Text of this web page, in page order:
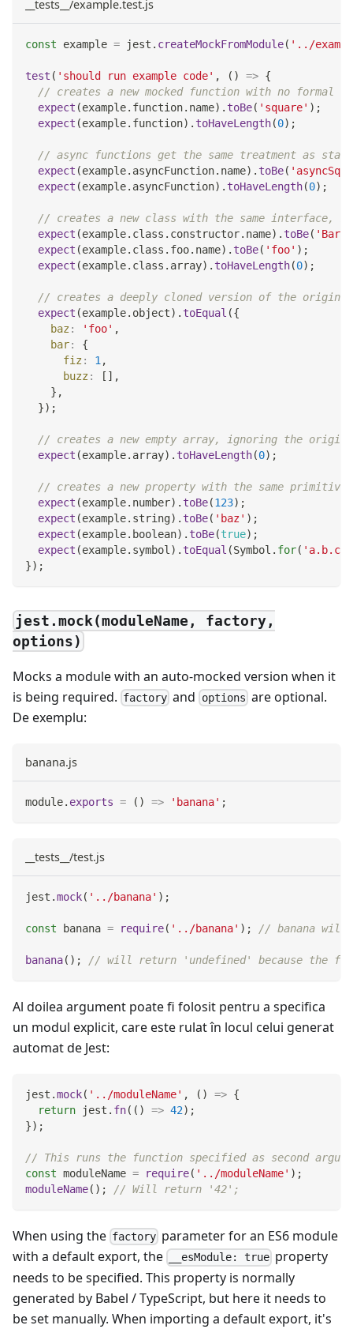
__tests__/example.test.js
const example = jest . createMockFromModule( '../
test ( 'should run example code' , ( ) => {
// creates a new mocked function with no formal
expect (example. function. name) . toBe( 'square' ) ;
expect (example. function) . toHaveLength(0) ;
// async functions get the same treatment as
expect (example. asyncFunction. name) . toBe(
expect (example. asyncFunction) . toHaveLength(0) ;
// creates a new class with the same interface,
expect (example. class . constructor. name) . toBe( 'Bar'
expect (example. class . foo. name) . toBe( 'foo' ) ;
expect (example. class . array) . toHaveLength(0) ;
// creates a deeply cloned version of the
expect (example. object) . toEqual ({
baz : 'foo' ,
bar:
{
fiz : 1 ,
buzz : [ ] ,
} ,
}) ;
// creates a new empty array, ignoring the
expect (example. array) . toHaveLength(0) ;
// creates a new property with the same
expect (example. number) . toBe(123) ;
expect (example. string) . toBe( 'baz' ) ;
expect (example. boolean) . toBe(true) ;
expect (example. symbol ) . toEqual (Symbol . for( 'a.b.c'
}) ;
jest.mock(moduleName, factory,
options)
Mocks a module with an auto-mocked version when it
is being required. factory and options are optional.
De exemplu:
banana.js
module. exports = ( ) => 'banana' ;
__tests__/test.js
jest .mock( '../banana' ) ;
const banana = require( '../banana' ) ; // banana will
banana( ) ; // will return 'undefined' because the
Al doilea argument poate fi folosit pentru a specifica
un modul explicit, care este rulat în locul celui generat
automat de Jest:
jest .mock( '../moduleName' , ( ) => {
return jest . fn( ( ) => 42) ;
}) ;
// This runs the function specified as second
const moduleName = require( '../moduleName' ) ;
moduleName( ) ; // Will return '42';
When using the factory parameter for an ES6 module
with a default export, the
__esModule: true property
needs to be specified. This property is normally
generated by Babel / TypeScript, but here it needs to
be set manually. When importing a default export, it's